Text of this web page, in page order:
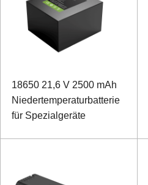
18650 21,6 V 2500 mAh
Niedertemperaturbatterie
für Spezialgeräte